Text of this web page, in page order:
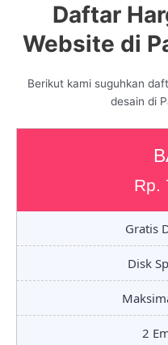
Daftar
Website di
Berikut kami suguhkan
desain di
Rp.
Gratis
Disk
2